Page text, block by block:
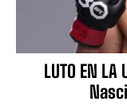
LUTO EN